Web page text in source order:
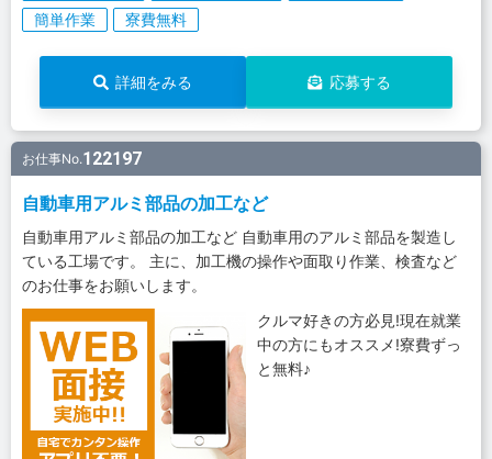
簡単作業
寮費無料
詳細をみる 応募する
お仕事No.122197
自動車用アルミ部品の加工など
自動車用アルミ部品の加工など 自動車用のアルミ部品を製造し
ている工場です。 主に、加工機の操作や面取り作業、検査など
のお仕事をお願いします。
クルマ好きの方必見!現在就業
中の方にもオススメ!寮費ずっ
と無料♪